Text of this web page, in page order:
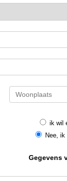
ik wil
Nee, ik
Gegevens